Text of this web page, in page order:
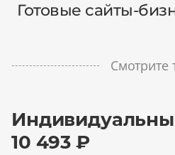
Готовые сайты-
Смотрите
10 493 ₽